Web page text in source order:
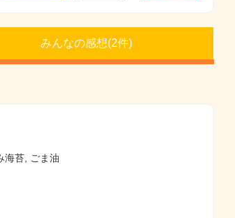
みんなの感想(2件)
海苔, ごま油